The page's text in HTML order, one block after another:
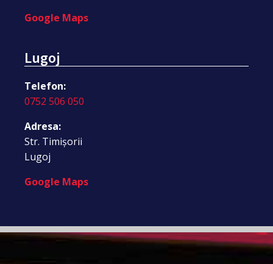
Google Maps
Lugoj
Telefon:
0752 506 050
Adresa:
Str. Timișorii
Lugoj
Google Maps